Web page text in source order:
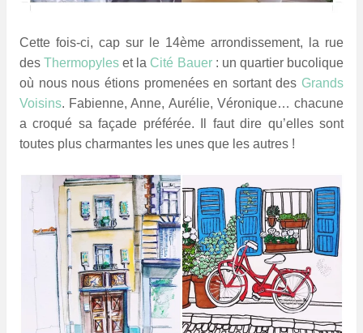
Cette fois-ci, cap sur le 14ème arrondissement, la rue
desThermopyles et la Cité Bauer: un quartier bucolique
où nous nous étions promenées en sortant des Grands
Voisins. Fabienne, Anne, Aurélie, Véronique… chacune
a croqué sa façade préférée. Il faut dire qu’elles sont
toutes plus charmantes les unes que les autres !